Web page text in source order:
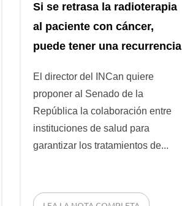
Si se retrasa la radioterapia
al paciente con cáncer,
puede tener una recurrencia
El director del INCan quiere
proponer al Senado de la
República la colaboración entre
instituciones de salud para
garantizar los tratamientos de...